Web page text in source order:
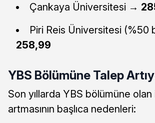
Çankaya Üniversitesi →
Piri Reis Üniversitesi (%50
258,99
YBS Bölümüne Talep
Son yıllarda YBS bölümüne olan
artmasının başlıca nedenleri: